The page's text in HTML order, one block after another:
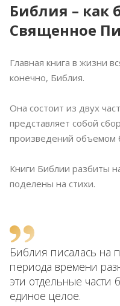
Библия – как
Священное
Главная книга в жизни
конечно, Библия.
Она состоит из двух
представляет собой
произведений объемом
Книги Библии разбиты
поделены на стихи.
Библия писалась на
периода времени
эти отдельные
единое целое.